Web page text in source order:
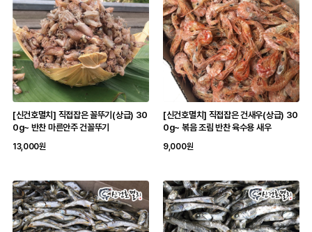
[신건호멸치] 직접잡은 꼴뚜기(상급) 30
0g~ 반찬 마른안주 건꼴뚜기
13,000원
[신건호멸치] 직접잡은 건새우(상급) 30
0g~ 볶음 조림 반찬 육수용 새우
9,000원